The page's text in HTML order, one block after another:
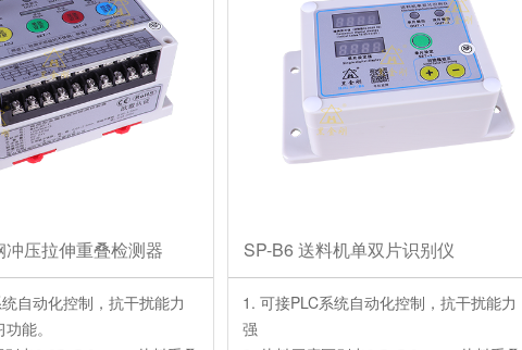
的体验。
扰而影响使用的体验。
冲压拉伸重叠检测器
自动化控制，抗干扰能力
能。
SP-B6 送料机单双片识别仪
1. 可接PLC系统自动化控制，抗干扰能力
强